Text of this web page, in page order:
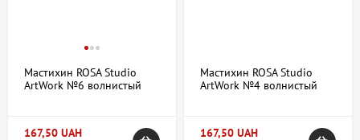
объемных элементов;
полотен;
Мастихин ROSA Studio
ArtWork №6 волнистый
167,50 UAH
Мастихин ROSA Studio
ArtWork №4 волнистый
167,50 UAH